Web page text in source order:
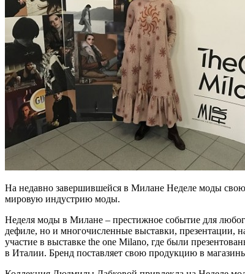
На недавно завершившейся в Милане Неделе моды
мировую индустрию моды.
Неделя моды в Милане – престижное событие для
дефиле, но и многочисленные выставки, презентации,
участие в выставке the one Milano, где были
в Италии. Бренд поставляет свою продукцию в